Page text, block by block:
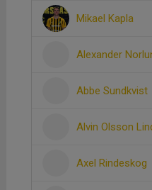
Mikael Kapla
Alexander
Abbe Sundkvist
Alvin Olsson
Axel Rindeskog